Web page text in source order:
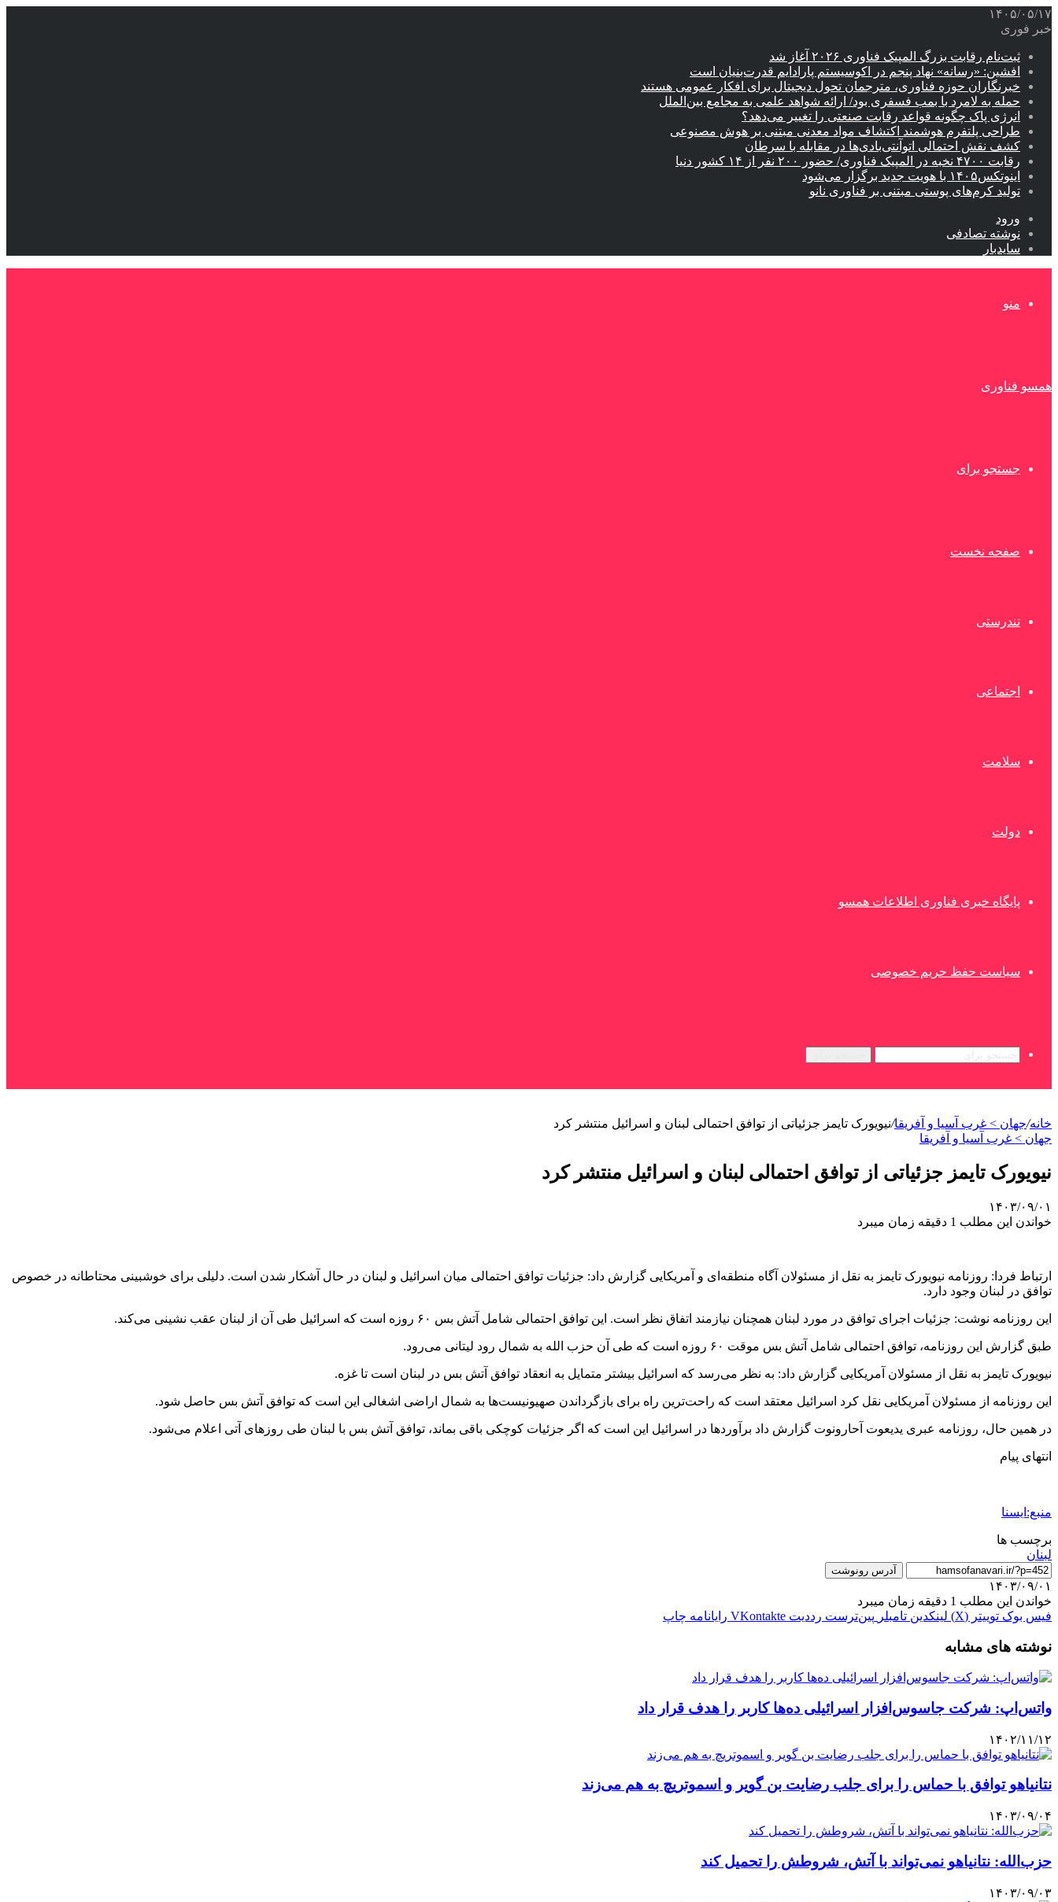
۱۴۰۵/۰۵/۱۷
خبر فوری
ثبت‌نام رقابت بزرگ المپیک فناوری ۲۰۲۶ آغاز شد
افشین: «رسانه» نهاد پنجم در اکوسیستم پارادایم قدرت‌بنیان است
خبرنگاران حوزه فناوری، مترجمان تحول دیجیتال برای افکار عمومی هستند
حمله به لامرد با بمب فسفری بود/ ارائه شواهد علمی به مجامع بین‌الملل
انرژی پاک چگونه قواعد رقابت صنعتی را تغییر می‌دهد؟
طراحی پلتفرم هوشمند اکتشاف مواد معدنی مبتنی بر هوش مصنوعی
کشف نقش احتمالی اتوآنتی‌بادی‌ها در مقابله با سرطان
رقابت ۴۷۰۰ نخبه در المپیک فناوری/ حضور ۲۰۰ نفر از ۱۴ کشور دنیا
اینوتکس۱۴۰۵ با هویت جدید برگزار می‌شود
تولید کرم‌های پوستی مبتنی بر فناوری نانو
ورود
نوشته تصادفی
سایدبار
منو
همسو فناوری
جستجو برای
صفحه نخست
تندرستی
اجتماعی
سلامت
دولت
پایگاه خبری فناوری اطلاعات همسو
سیاست حفظ حریم خصوصی
خانه/جهان > غرب آسیا و آفریقا/نیویورک تایمز جزئیاتی از توافق احتمالی لبنان و اسرائیل منتشر کرد
جهان > غرب آسیا و آفریقا
نیویورک تایمز جزئیاتی از توافق احتمالی لبنان و اسرائیل منتشر کرد
۱۴۰۳/۰۹/۰۱
خواندن این مطلب 1 دقیقه زمان میبرد
ارتباط فردا: روزنامه نیویورک تایمز به نقل از مسئولان آگاه منطقه‌ای و آمریکایی گزارش داد: جزئیات توافق احتمالی میان اسرائیل و لبنان در حال آشکار شدن است. دلیلی برای خوشبینی محتاطانه در خصوص
توافق در لبنان وجود دارد.
این روزنامه نوشت: جزئیات اجرای توافق در مورد لبنان همچنان نیازمند اتفاق نظر است. این توافق احتمالی شامل آتش بس ۶۰ روزه است که اسرائیل طی آن از لبنان عقب نشینی می‌کند.
طبق گزارش این روزنامه، توافق احتمالی شامل آتش بس موقت ۶۰ روزه است که طی آن حزب الله به شمال رود لیتانی می‌رود.
نیویورک تایمز به نقل از مسئولان آمریکایی گزارش داد: به نظر می‌رسد که اسرائیل بیشتر متمایل به انعقاد توافق آتش بس در لبنان است تا غزه.
این روزنامه از مسئولان آمریکایی نقل کرد اسرائیل معتقد است که راحت‌ترین راه برای بازگرداندن صهیونیست‌ها به شمال اراضی اشغالی این است که توافق آتش بس حاصل شود.
در همین حال، روزنامه عبری یدیعوت آحارونوت گزارش داد برآوردها در اسرائیل این است که اگر جزئیات کوچکی باقی بماند، توافق آتش بس با لبنان طی روزهای آتی اعلام می‌شود.
انتهای پیام
منبع:ایسنا
برچسب ها
لبنان
آدرس رونوشت
۱۴۰۳/۰۹/۰۱
خواندن این مطلب 1 دقیقه زمان میبرد
فیس بوک توییتر (X) لینکدین ‫تامبلر ‫پین‌ترست ‫رددیت ‫VKontakte رایانامه چاپ
نوشته های مشابه
واتس‌اپ: شرکت جاسوس‌افزار اسرائیلی ده‌ها کاربر را هدف قرار داد
۱۴۰۲/۱۱/۱۲
نتانیاهو توافق با حماس را برای جلب رضایت بن گویر و اسموتریچ به هم می‌زند
۱۴۰۳/۰۹/۰۴
حزب‌الله: نتانیاهو نمی‌تواند با آتش، شروطش را تحمیل کند
۱۴۰۳/۰۹/۰۳